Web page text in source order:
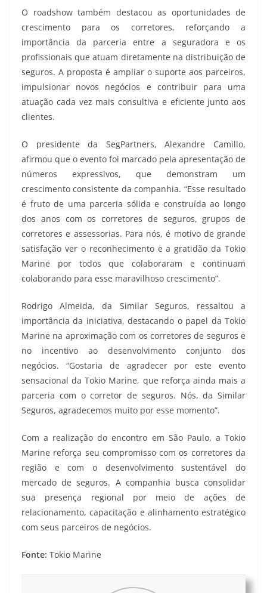
O roadshow também destacou as oportunidades de
crescimento para os corretores, reforçando a
importância da parceria entre a seguradora e os
profissionais que atuam diretamente na distribuição de
seguros. A proposta é ampliar o suporte aos parceiros,
impulsionar novos negócios e contribuir para uma
atuação cada vez mais consultiva e eficiente junto aos
clientes.
O presidente da SegPartners, Alexandre Camillo,
afirmou que o evento foi marcado pela apresentação de
números expressivos, que demonstram um
crescimento consistente da companhia. “Esse resultado
é fruto de uma parceria sólida e construída ao longo
dos anos com os corretores de seguros, grupos de
corretores e assessorias. Para nós, é motivo de grande
satisfação ver o reconhecimento e a gratidão da Tokio
Marine por todos que colaboraram e continuam
colaborando para esse maravilhoso crescimento”.
Rodrigo Almeida, da Similar Seguros, ressaltou a
importância da iniciativa, destacando o papel da Tokio
Marine na aproximação com os corretores de seguros e
no incentivo ao desenvolvimento conjunto dos
negócios. “Gostaria de agradecer por este evento
sensacional da Tokio Marine, que reforça ainda mais a
parceria com o corretor de seguros. Nós, da Similar
Seguros, agradecemos muito por esse momento”.
Com a realização do encontro em São Paulo, a Tokio
Marine reforça seu compromisso com os corretores da
região e com o desenvolvimento sustentável do
mercado de seguros. A companhia busca consolidar
sua presença regional por meio de ações de
relacionamento, capacitação e alinhamento estratégico
com seus parceiros de negócios.
Fonte: Tokio Marine